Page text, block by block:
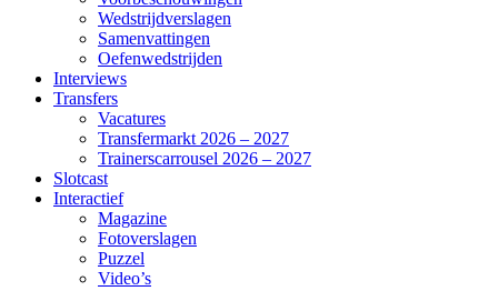
Wedstrijdverslagen
Samenvattingen
Oefenwedstrijden
Interviews
Transfers
Vacatures
Transfermarkt 2026 – 2027
Trainerscarrousel 2026 – 2027
Slotcast
Interactief
Magazine
Fotoverslagen
Puzzel
Video’s